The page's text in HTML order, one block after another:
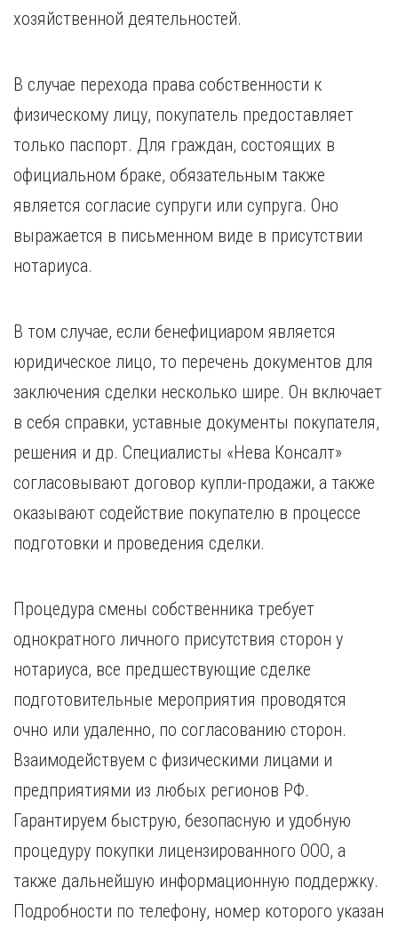
хозяйственной деятельностей.
В случае перехода права собственности к
физическому лицу, покупатель предоставляет
только паспорт. Для граждан, состоящих в
официальном браке, обязательным также
является согласие супруги или супруга. Оно
выражается в письменном виде в присутствии
нотариуса.
В том случае, если бенефициаром является
юридическое лицо, то перечень документов для
заключения сделки несколько шире. Он включает
в себя справки, уставные документы покупателя,
решения и др. Специалисты «Нева Консалт»
согласовывают договор купли-продажи, а также
оказывают содействие покупателю в процессе
подготовки и проведения сделки.
Процедура смены собственника требует
однократного личного присутствия сторон у
нотариуса, все предшествующие сделке
подготовительные мероприятия проводятся
очно или удаленно, по согласованию сторон.
Взаимодействуем с физическими лицами и
предприятиями из любых регионов РФ.
Гарантируем быструю, безопасную и удобную
процедуру покупки лицензированного ООО, а
также дальнейшую информационную поддержку.
Подробности по телефону, номер которого указан